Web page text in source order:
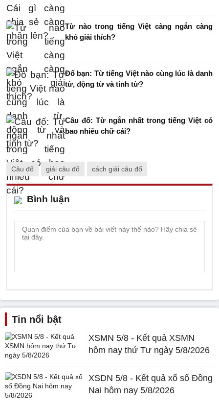
Từ nào trong tiếng Việt càng ngắn càng
khó giải thích?
Đố bạn: Từ tiếng Việt nào cùng lúc là danh
từ, động từ và tính từ?
Câu đố: Từ ngắn nhất trong tiếng Việt có
bao nhiêu chữ cái?
Câu đố giải câu đố cách giải câu đố
Bình luận
Tin nổi bật
XSMN 5/8 - Kết quả XSMN
hôm nay thứ Tư ngày 5/8/2026
XSDN 5/8 - Kết quả xổ số Đồng
Nai hôm nay 5/8/2026